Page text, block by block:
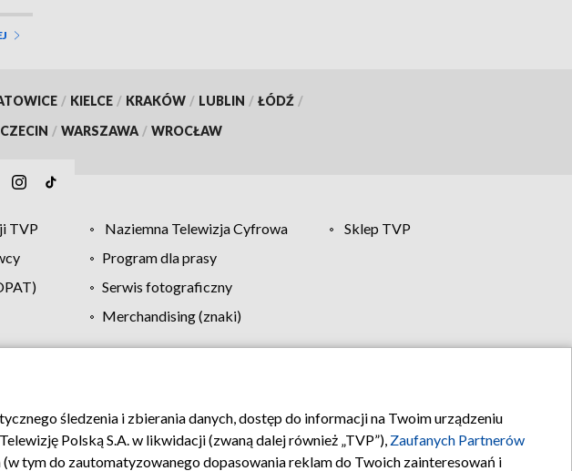
/ KIELCE / KRAKÓW / LUBLIN / ŁÓDŹ /
/ WARSZAWA / WROCŁAW
TVP Naziemna Telewizja Cyfrowa
Sklep TVP
Program dla prasy
Serwis fotograficzny
Merchandising (znaki)
Pomoc Biuro reklamy Kontakt
śledzenia i zbierania danych, dostęp do informacji na Twoim urządzeniu
Polską S.A. w likwidacji (zwaną dalej również „TVP”), Zaufanych Partnerów
tym do zautomatyzowanego dopasowania reklam do Twoich zainteresowań i